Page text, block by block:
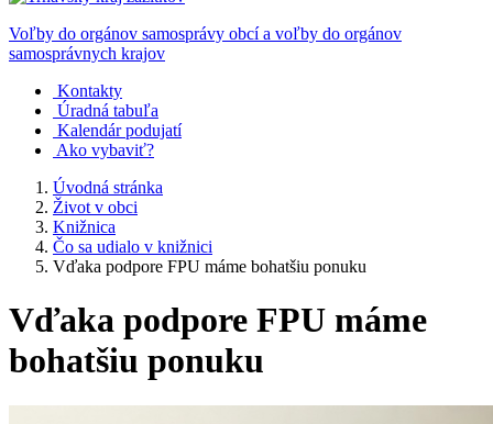
Voľby do orgánov samosprávy obcí a voľby do orgánov
samosprávnych krajov
Kontakty
Úradná tabuľa
Kalendár podujatí
Ako vybaviť?
Úvodná stránka
Život v obci
Knižnica
Čo sa udialo v knižnici
Vďaka podpore FPU máme bohatšiu ponuku
Vďaka podpore FPU máme
bohatšiu ponuku